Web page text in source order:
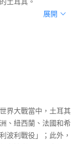
展開
界大戰當中，土耳其
、紐西蘭、法國和希
波利戰役」；此外，